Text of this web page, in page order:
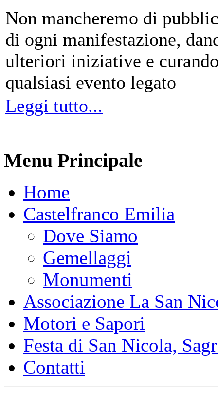
Non mancheremo di
di ogni manifestazione,
ulteriori iniziative e
qualsiasi evento legato
Leggi tutto...
Menu Principale
Home
Castelfranco Emilia
Dove Siamo
Gemellaggi
Monumenti
Associazione La San
Motori e Sapori
Festa di San Nicola,
Contatti